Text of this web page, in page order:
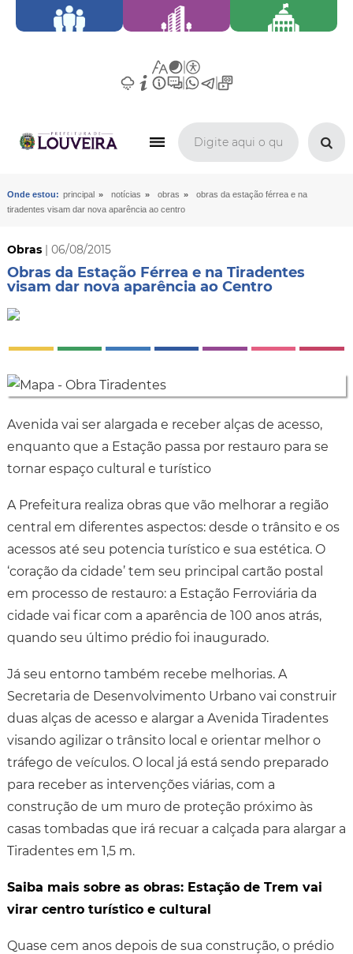
Onde estou: principal » notícias » obras »
obras da estação férrea e na
tiradentes visam dar nova aparência ao centro
Obras| 06/08/2015
Obras da Estação Férrea e na Tiradentes
visam dar nova aparência ao Centro
Avenida vai ser alargada e receber alças de acesso,
enquanto que a Estação passa por restauro para se
tornar espaço cultural e turístico
A Prefeitura realiza obras que vão melhorar a região
central em diferentes aspectos: desde o trânsito e os
acessos até seu potencia turístico e sua estética. O
‘coração da cidade’ tem seu principal cartão postal
em processo de restauro: a Estação Ferroviária da
cidade vai ficar com a aparência de 100 anos atrás,
quando seu último prédio foi inaugurado.
Já seu entorno também recebe melhorias. A
Secretaria de Desenvolvimento Urbano vai construir
duas alças de acesso e alargar a Avenida Tiradentes
visando agilizar o trânsito local e orientar melhor o
tráfego de veículos. O local já está sendo preparado
para receber as intervenções viárias, com a
construção de um muro de proteção próximo às
casas tombadas que irá recuar a calçada para alargar a
Tiradentes em 1,5 m.
Saiba mais sobre as obras: Estação de Trem vai
virar centro turístico e cultural
Quase cem anos depois de sua construção, o prédio